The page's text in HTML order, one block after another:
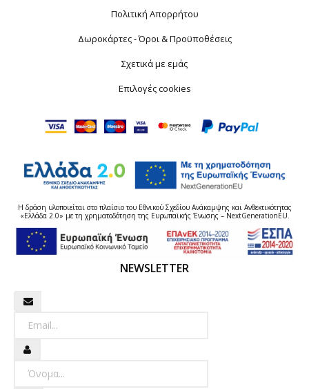
Πολιτική Απορρήτου
Δωροκάρτες - Όροι & Προϋποθέσεις
Σχετικά με εμάς
Επιλογές cookies
Η δράση υλοποιείται στο πλαίσιο του Εθνικού Σχεδίου Ανάκαμψης και Ανθεκτικότητας
«Ελλάδα 2.0» με τη χρηματοδότηση της Ευρωπαϊκής Ένωσης – NextGenerationEU.
NEWSLETTER
Newsletter
Όνομα